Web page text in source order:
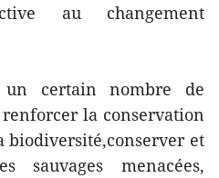
au changement
certain nombre de
la conservation
biodiversité,conserver et
sauvages menacées,